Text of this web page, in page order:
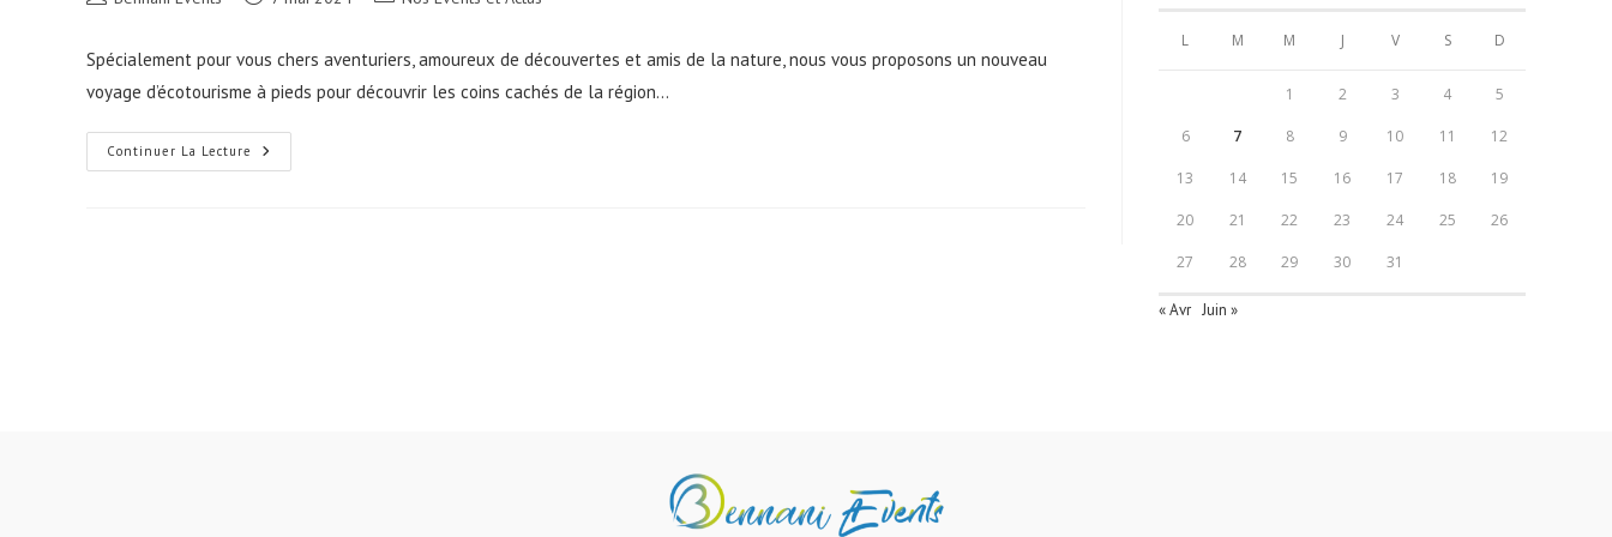
publication :
Spécialement pour vous chers aventuriers, amoureux de découvertes et amis de la nature, nous vous proposons un nouveau
voyage d’écotourisme à pieds pour découvrir les coins cachés de la région…
Continuer La Lecture Exploring
Wild
L M M J V S D
1 2 3 4 5
6 7 8 9 10 11 12
13 14 15 16 17 18 19
20 21 22 23 24 25 26
27 28 29 30 31
« Avr Juin »